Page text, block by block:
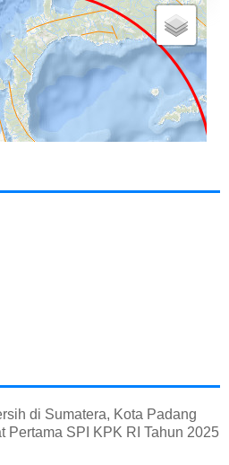
di Sumatera, Kota Padang
Pertama SPI KPK RI Tahun 2025